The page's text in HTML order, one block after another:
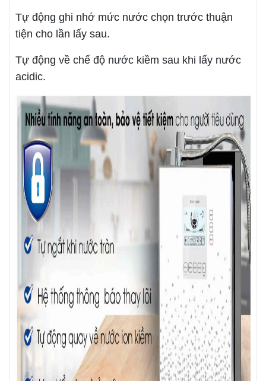
Tự động ghi nhớ mức nước chọn trước thuận
tiện cho lần lấy sau.
Tự động về chế độ nước kiềm sau khi lấy nước
acidic.